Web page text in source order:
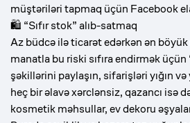
müştəriləri tapmaq üçün Facebook
🛍 “Sıfır stok” alıb-satmaq
Az büdcə ilə ticarət edərkən ən
manatla bu riski sıfıra endirmək
şəkillərini paylaşın, sifarişləri yığın
heç bir əlavə xərclənsiz, qazancı isə
kosmetik məhsullar, ev dekoru